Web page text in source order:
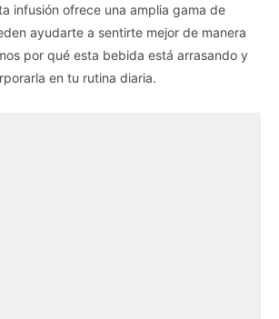
infusión ofrece una amplia gama de
ayudarte a sentirte mejor de manera
por qué esta bebida está arrasando y
en tu rutina diaria.